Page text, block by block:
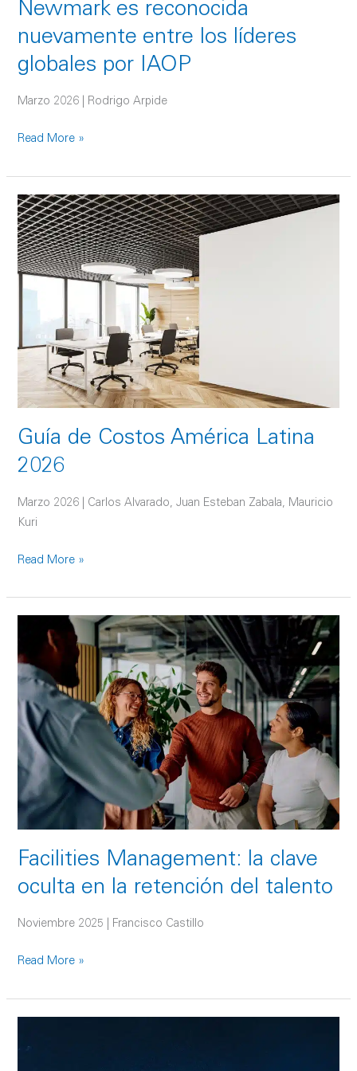
Newmark es reconocida
nuevamente entre los líderes
globales por IAOP
Marzo 2026 | Rodrigo Arpide
Read More »
Guía de Costos América Latina
2026
Marzo 2026 | Carlos Alvarado, Juan Esteban Zabala, Mauricio
Kuri
Guía
de
Costos
América
Read More »
Facilities Management: la clave
oculta en la retención del talento
Noviembre 2025 | Francisco Castillo
Management:
la
clave
oculta
en
retención
del
talento
Read More »
América